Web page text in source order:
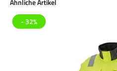
Ähnliche Artikel
- 32%